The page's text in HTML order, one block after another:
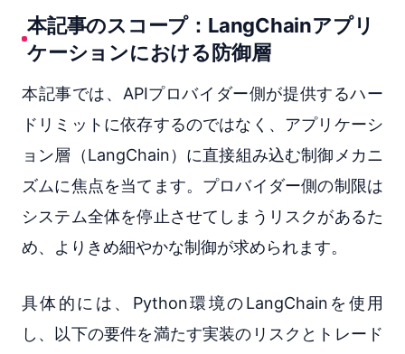
本記事のスコープ：LangChainアプリ
ケーションにおける防御層
本記事では、APIプロバイダー側が提供するハー
ドリミットに依存するのではなく、アプリケーシ
ョン層（LangChain）に直接組み込む制御メカニ
ズムに焦点を当てます。プロバイダー側の制限は
システム全体を停止させてしまうリスクがあるた
め、よりきめ細やかな制御が求められます。
具体的には、Python環境のLangChainを使用
し、以下の要件を満たす実装のリスクとトレード